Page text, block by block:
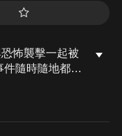
怖襲擊一起被
隨時隨地都可
時，敦試圖從